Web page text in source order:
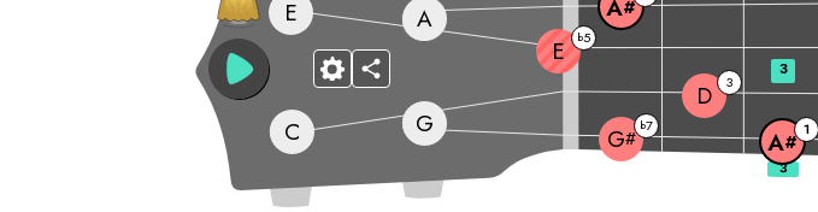
G G#
b7
A# 1
C
D 3
E
E
b5
A A#
3